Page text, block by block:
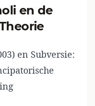
en Subversie: